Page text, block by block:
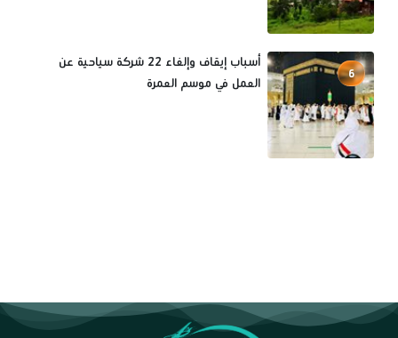
6
أسباب إيقاف وإلغاء 22 شركة سياحية عن
العمل في موسم العمرة